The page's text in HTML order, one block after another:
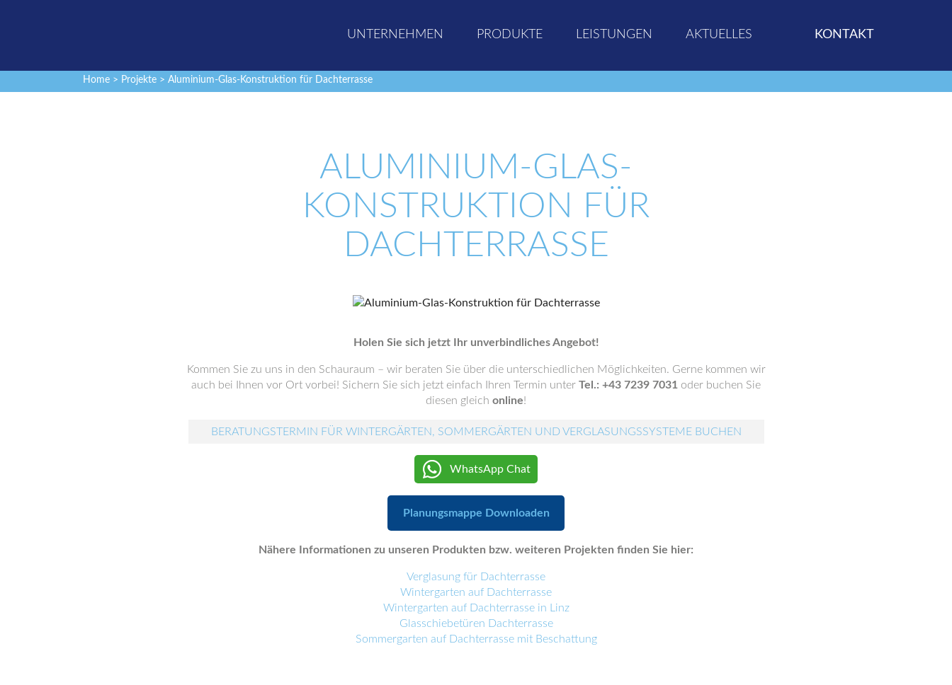
UNTERNEHMEN PRODUKTE LEISTUNGEN AKTUELLES KONTAKT
Home > Projekte > Aluminium-Glas-Konstruktion für Dachterrasse
ALUMINIUM-GLAS-
KONSTRUKTION FÜR
DACHTERRASSE
Holen Sie sich jetzt Ihr unverbindliches Angebot!
Kommen Sie zu uns in den Schauraum – wir beraten Sie über die unterschiedlichen Möglichkeiten. Gerne kommen wir
auch bei Ihnen vor Ort vorbei! Sichern Sie sich jetzt einfach Ihren Termin unter Tel.: +43 7239 7031 oder buchen Sie
diesen gleich online!
BERATUNGSTERMIN FÜR WINTERGÄRTEN, SOMMERGÄRTEN UND VERGLASUNGSSYSTEME BUCHEN
WhatsApp Chat
Planungsmappe Downloaden
Nähere Informationen zu unseren Produkten bzw. weiteren Projekten finden Sie hier:
Verglasung für Dachterrasse
Wintergarten auf Dachterrasse
Wintergarten auf Dachterrasse in Linz
Glasschiebetüren Dachterrasse
Sommergarten auf Dachterrasse mit Beschattung